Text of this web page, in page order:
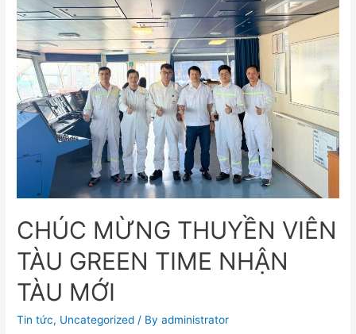
CHÚC MỪNG THUYỀN VIÊN
TÀU GREEN TIME NHẬN
TÀU MỚI
Tin tức, Uncategorized / Byadministrator